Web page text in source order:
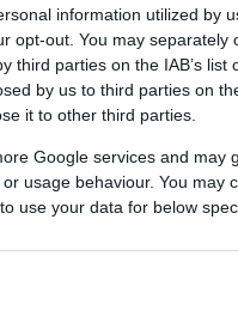
information utilized by
opt-out. You may separately
third parties on the IAB’s list
by us to third parties on
it to other third parties.
Google services and may
usage behaviour. You may
use your data for below
ante la
sulfato de amonio,